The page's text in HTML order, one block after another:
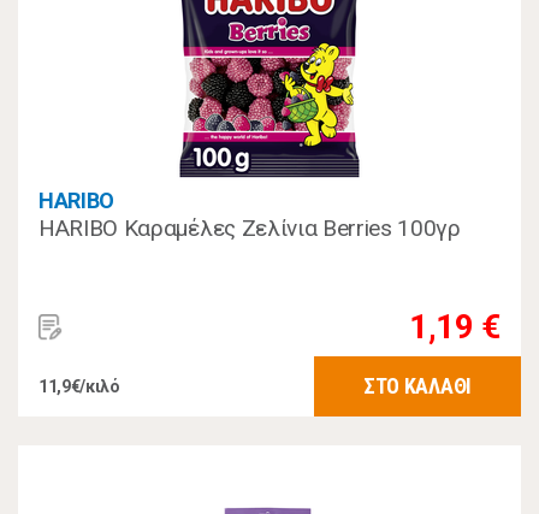
HARIBO
HARIBO Καραμέλες Ζελίνια Berries 100γρ
1,19 €
11,9€/κιλό ΣΤΟ ΚΑΛΑΘΙ